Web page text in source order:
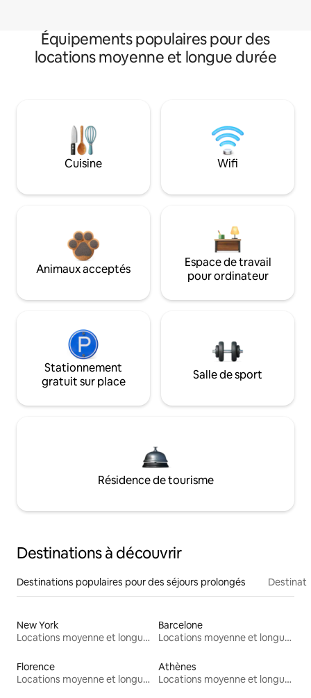
Équipements populaires pour des
locations moyenne et longue durée
Cuisine Wifi
Animaux acceptés
Espace de travail
pour ordinateur
Stationnement
gratuit sur place
Salle de sport
Résidence de tourisme
Destinations à découvrir
Destinations populaires pour des séjours prolongés
New York
Locations moyenne et longue durée
Barcelone
Locations moyenne et longue durée
Florence
Locations moyenne et longue durée
Athènes
Locations moyenne et longue durée